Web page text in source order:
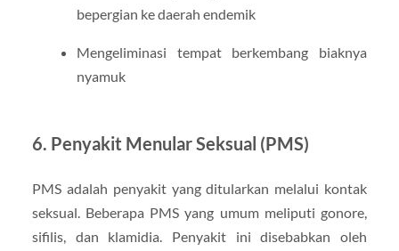
bepergian ke daerah endemik
Mengeliminasi tempat berkembang biaknya
nyamuk
6. Penyakit Menular Seksual (PMS)
PMS adalah penyakit yang ditularkan melalui kontak
seksual. Beberapa PMS yang umum meliputi gonore,
sifilis, dan klamidia. Penyakit ini disebabkan oleh